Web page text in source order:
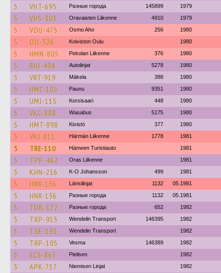
5 VHT-695 Разные города 145899 1979
5 VHS-303 Oravaisten Liikenne 4910 1979
5 VOU-475 Osmo Aho 256 1980
5 OJJ-326 Koiviston Oulu 1980
5 HMN-805 Pekolan Liikenne 376 1980
5 RHJ-494 Autolinjat 5278 1980
5 VRT-919 Mäkela 388 1980
5 HMC-105 Paunu 9351 1980
5 UMJ-115 Korsisaari 448 1980
5 VKC-888 Wasabus 5175 1980
5 HMT-898 Kivistö 377 1980
5 VKJ-811 Härmän Liikenne 1778 1981
5 TRE-110 Hämeen Turistiauto 1981
5 TPP-462 Oras Liikenne 1981
5 KHN-216 K-O Johansson 499 1981
5 HNR-136 Länsilinjat 1132 05.1981
5 HNR-136 Разные города 1132 05.1981
5 TOB-172 Разные города 652 1982
5 TRP-915 Wendelin Transport 146395 1982
5 TSE-193 Wendelin Transport 1982
5 TRP-105 Vesma 146389 1982
5 SCS-865 Pielisen 1982
5 APK-717 Niemisen Linjat 1982